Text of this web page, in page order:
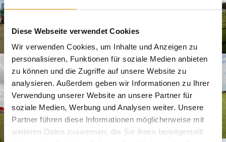
Diese Webseite verwendet Cookies
Wir verwenden Cookies, um Inhalte und Anzeigen zu
personalisieren, Funktionen für soziale Medien anbieten
zu können und die Zugriffe auf unsere Website zu
analysieren. Außerdem geben wir Informationen zu Ihrer
Verwendung unserer Website an unsere Partner für
soziale Medien, Werbung und Analysen weiter. Unsere
Partner führen diese Informationen möglicherweise mit
weiteren Daten zusammen, die Sie ihnen bereitgestellt